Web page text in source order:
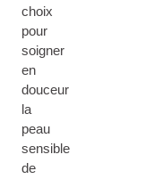
choix
pour
soigner
en
douceur
la
peau
sensible
de